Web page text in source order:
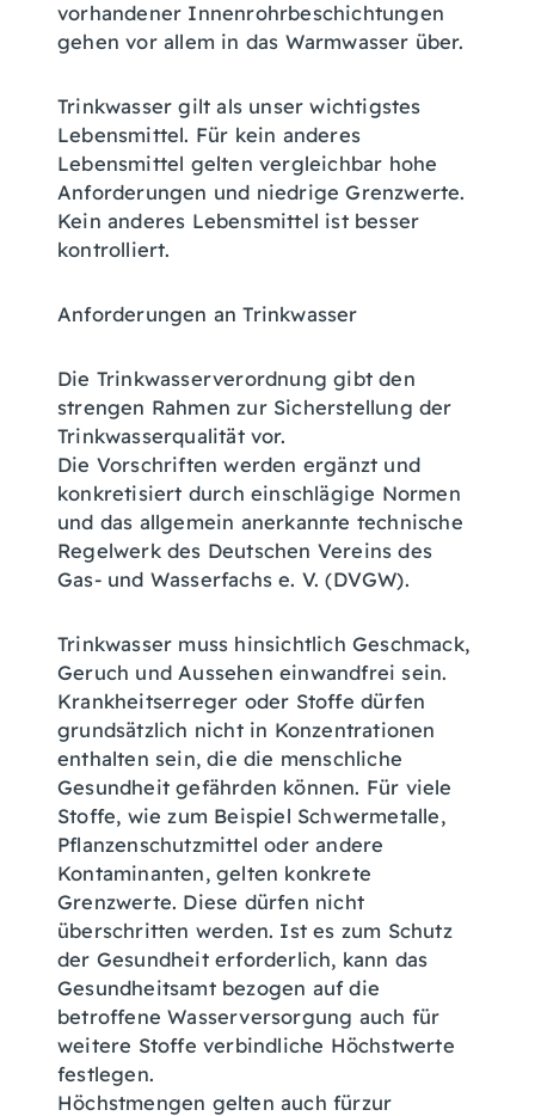
vorhandener Innenrohrbeschichtungen
gehen vor allem in das Warmwasser über.
Trinkwasser gilt als unser wichtigstes
Lebensmittel. Für kein anderes
Lebensmittel gelten vergleichbar hohe
Anforderungen und niedrige Grenzwerte.
Kein anderes Lebensmittel ist besser
kontrolliert.
Anforderungen an Trinkwasser
Die Trinkwasserverordnung gibt den
strengen Rahmen zur Sicherstellung der
Trinkwasserqualität vor.
Die Vorschriften werden ergänzt und
konkretisiert durch einschlägige Normen
und das allgemein anerkannte technische
Regelwerk des Deutschen Vereins des
Gas- und Wasserfachs e. V. (DVGW).
Trinkwasser muss hinsichtlich Geschmack,
Geruch und Aussehen einwandfrei sein.
Krankheitserreger oder Stoffe dürfen
grundsätzlich nicht in Konzentrationen
enthalten sein, die die menschliche
Gesundheit gefährden können. Für viele
Stoffe, wie zum Beispiel Schwermetalle,
Pflanzenschutzmittel oder andere
Kontaminanten, gelten konkrete
Grenzwerte. Diese dürfen nicht
überschritten werden. Ist es zum Schutz
der Gesundheit erforderlich, kann das
Gesundheitsamt bezogen auf die
betroffene Wasserversorgung auch für
weitere Stoffe verbindliche Höchstwerte
festlegen.
Höchstmengen gelten auch fürzur